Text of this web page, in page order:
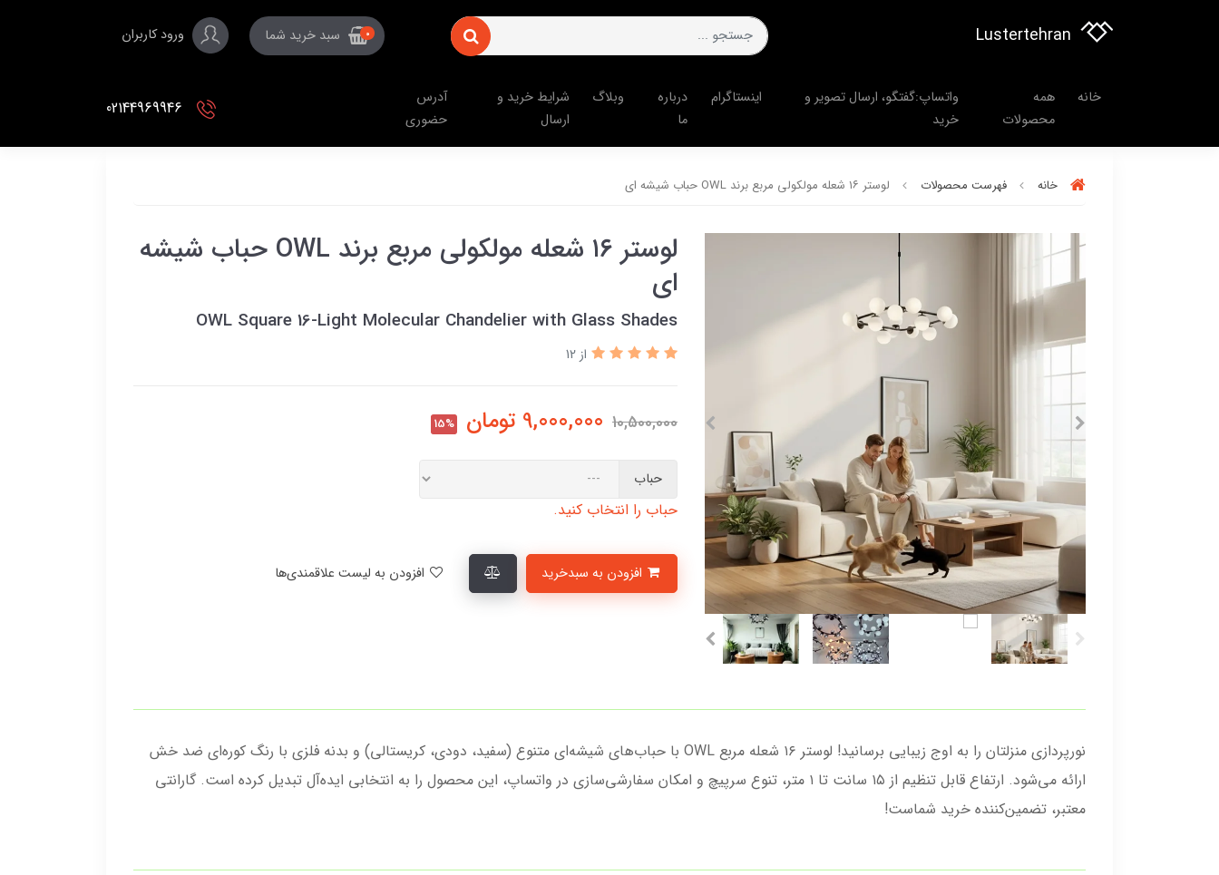
Lustertehran
0 سبد خرید شما ورود کاربران
خانه
همه
محصولات
واتساپ:گفتگو، ارسال تصویر و
خرید
اینستاگرام
درباره
ما
وبلاگ
شرایط خرید و
ارسال
آدرس
حضوری
خانه فهرست محصولات لوستر ۱۶ شعله مولکولی مربع برند OWL حباب شیشه ای
لوستر ۱۶ شعله مولکولی مربع برند OWL حباب شیشه
ای
OWL Square 16-Light Molecular Chandelier with Glass Shades
از 12
10,500,000
9,000,000 تومان 15%
حباب
حباب را انتخاب کنید.
نورپردازی منزلتان را به اوج زیبایی برسانید! لوستر ۱۶ شعله مربع OWL با حباب‌های شیشه‌ای متنوع (سفید، دودی، کریستالی) و بدنه فلزی با رنگ کوره‌ای ضد خش
ارائه می‌شود. ارتفاع قابل تنظیم از ۱۵ سانت تا ۱ متر، تنوع سرپیچ و امکان سفارشی‌سازی در واتساپ، این محصول را به انتخابی ایده‌آل تبدیل کرده است. گارانتی
معتبر، تضمین‌کننده‌ خرید شماست!